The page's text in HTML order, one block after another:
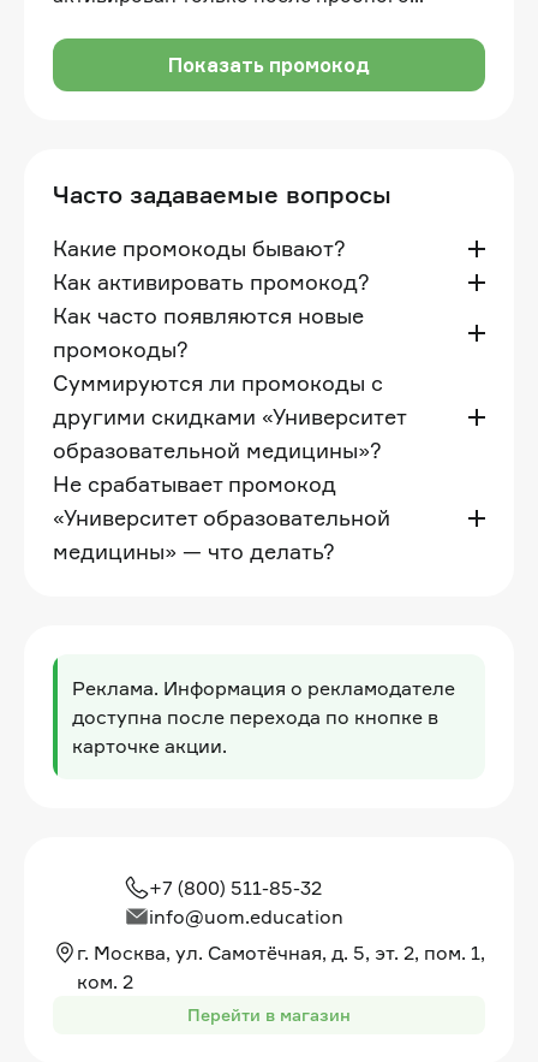
год
Показать промокод
Часто задаваемые вопросы
Какие промокоды бывают?
Как активировать промокод?
Как часто появляются новые
промокоды?
Суммируются ли промокоды с
другими скидками «Университет
образовательной медицины»?
Не срабатывает промокод
«Университет образовательной
медицины» — что делать?
Реклама. Информация о рекламодателе
доступна после перехода по кнопке в
карточке акции.
+7 (800) 511-85-32
info@uom.education
г. Москва, ул. Самотёчная, д. 5, эт. 2, пом. 1,
ком. 2
Перейти в магазин